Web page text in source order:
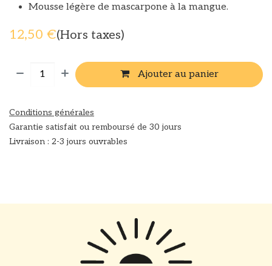
Mousse légère de mascarpone à la mangue.
12,50 €(Hors taxes)
Ajouter au panier
Conditions générales
Garantie satisfait ou remboursé de 30 jours
Livraison : 2-3 jours ouvrables